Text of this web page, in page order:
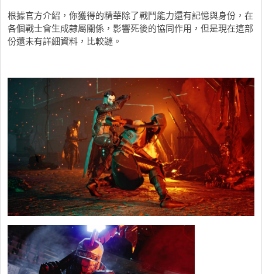
根據官方介紹，你獲得的精華除了戰鬥能力還有記憶與身份，在
各個戰士會生成隸屬關係，影響死後的協同作用，但是現在這部
份還未有詳細資料，比較謎。